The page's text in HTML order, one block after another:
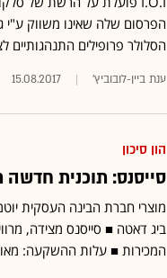
הפרסום שלה שאינו משווק ע"י
הסלולר פרופילים התנהגותיים
ענת ביין-לובוביץ' 15.08.2017
הון סיכון
סייסנס: תוכנית
מוצרי חברת הבינה העסקית
ביג דאטה ■ סייסנס מצידה,
המכירות ■ עלות ההשקעה: